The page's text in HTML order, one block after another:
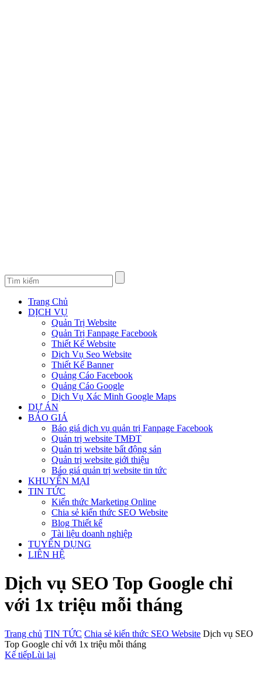
Trang Chủ
DỊCH VỤ
Quản Trị Website
Quản Trị Fanpage Facebook
Thiết Kế Website
Dịch Vụ Seo Website
Thiết Kế Banner
Quảng Cáo Facebook
Quảng Cáo Google
Dịch Vụ Xác Minh Google Maps
DỰ ÁN
BÁO GIÁ
Báo giá dịch vụ quản trị Fanpage Facebook
Quản trị website TMĐT
Quản trị website bất động sản
Quản trị website giới thiệu
Báo giá quản trị website tin tức
KHUYẾN MẠI
TIN TỨC
Kiến thức Marketing Online
Chia sẻ kiến thức SEO Website
Blog Thiết kế
Tài liệu doanh nghiệp
TUYỂN DỤNG
LIÊN HỆ
Dịch vụ SEO Top Google chỉ
với 1x triệu mỗi tháng
Trang chủ TIN TỨC Chia sẻ kiến thức SEO Website Dịch vụ SEO
Top Google chỉ với 1x triệu mỗi tháng
Kế tiếpLùi lại